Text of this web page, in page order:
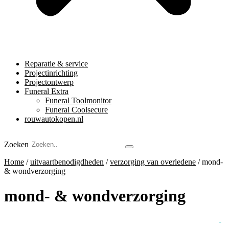
Reparatie & service
Projectinrichting
Projectontwerp
Funeral Extra
Funeral Toolmonitor
Funeral Coolsecure
rouwautokopen.nl
Zoeken
Home /uitvaartbenodigdheden /verzorging van overledene / mond-
& wondverzorging
mond- & wondverzorging
-